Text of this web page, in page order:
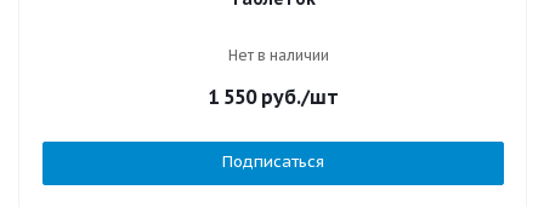
Нет в наличии
1 550руб./шт
Подписаться